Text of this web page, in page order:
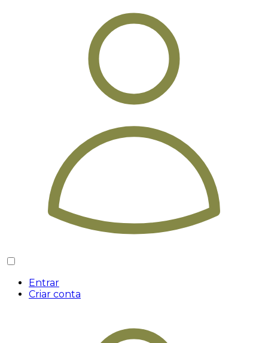
Entrar
Criar conta